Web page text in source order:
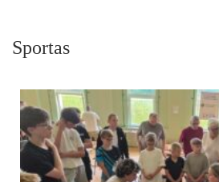
Sportas